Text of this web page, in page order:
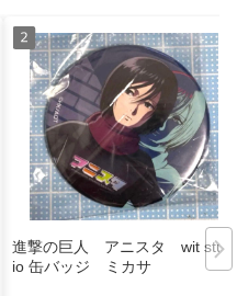
進撃の巨人 アニスタ wit stud
io 缶バッジ ミカサ